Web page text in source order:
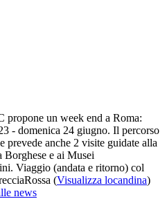
propone un week end a Roma:
- domenica 24 giugno. Il percorso
prevede anche 2 visite guidate alla
Borghese e ai Musei
Viaggio (andata e ritorno) col
(Visualizza locandina)
news